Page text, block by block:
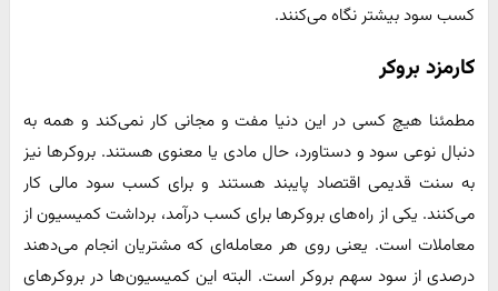
کسب سود بیشتر نگاه می‌کنند.
کارمزد بروکر
مطمئنا هیچ کسی در این دنیا مفت و مجانی کار نمی‌کند و همه به
دنبال نوعی سود و دستاورد، حال مادی یا معنوی هستند. بروکرها نیز
به سنت قدیمی اقتصاد پایبند هستند و برای کسب سود مالی کار
می‌کنند. یکی از راه‌های بروکرها برای کسب درآمد، برداشت کمیسیون از
معاملات است. یعنی روی هر معامله‌ای که مشتریان انجام می‌دهند
درصدی از سود سهم بروکر است. البته این کمیسیون‌ها در بروکرهای